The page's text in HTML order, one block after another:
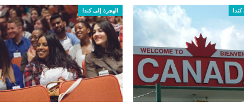
كندا الهجرة إلى كندا